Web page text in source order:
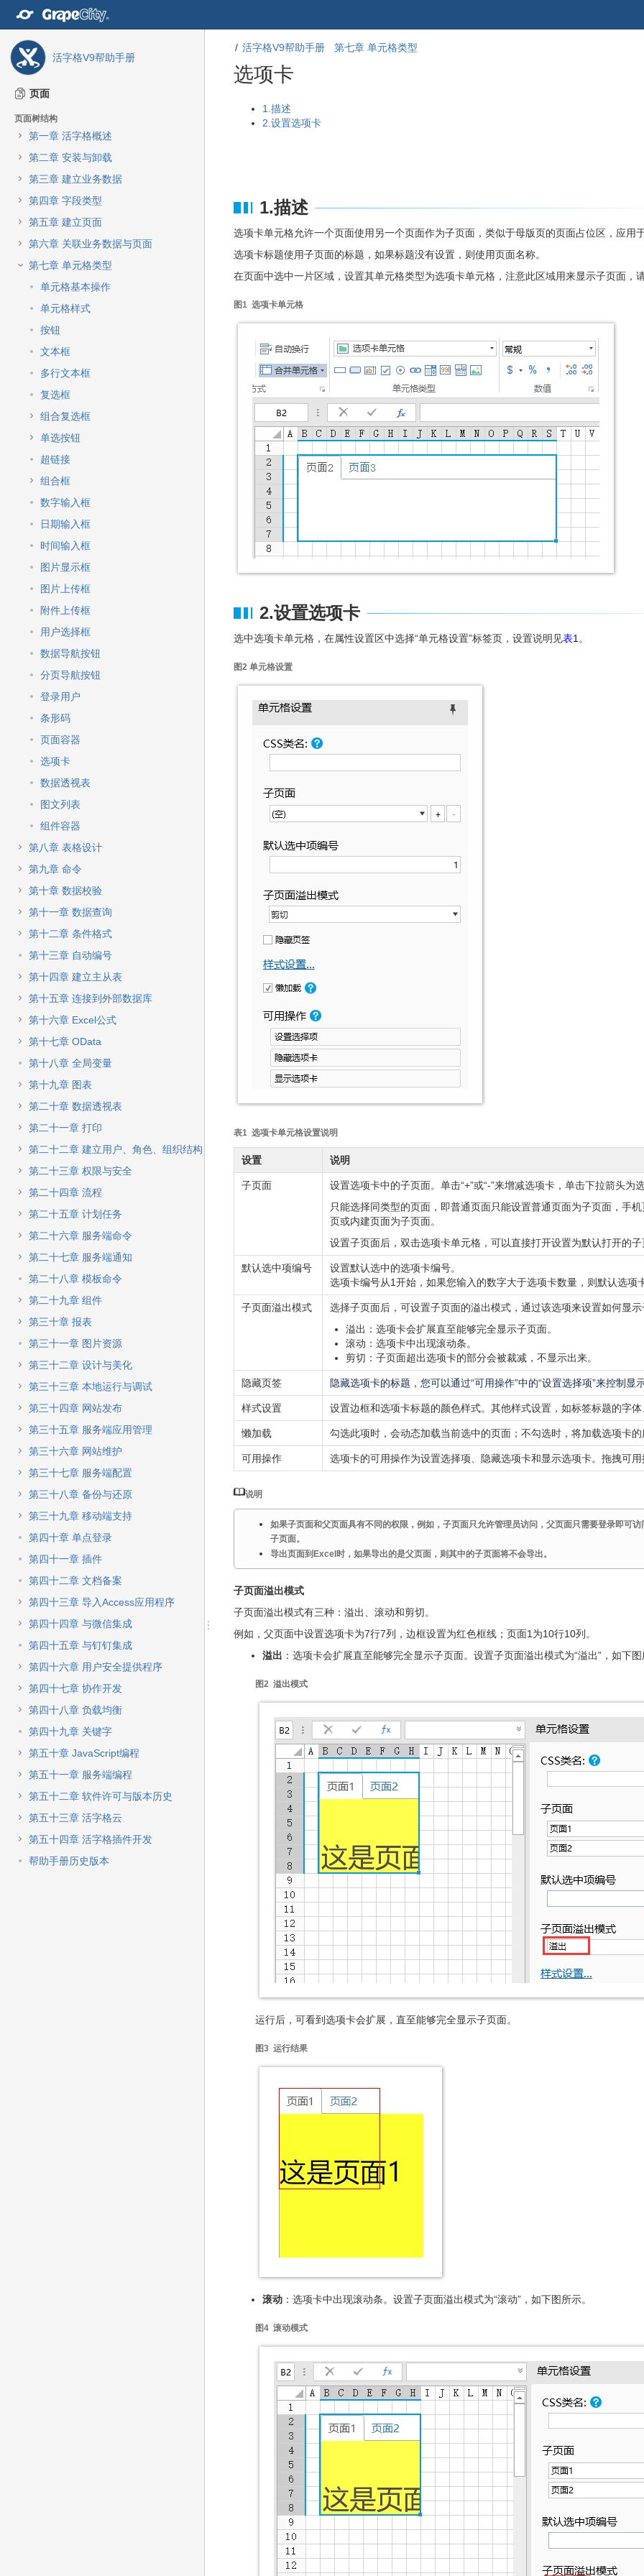
活字格V9帮助手册
页面
页面树结构
第一章 活字格概述
第二章 安装与卸载
第三章 建立业务数据
第四章 字段类型
第五章 建立页面
第六章 关联业务数据与页面
第七章 单元格类型
单元格基本操作
单元格样式
按钮
文本框
多行文本框
复选框
组合复选框
单选按钮
超链接
组合框
数字输入框
日期输入框
时间输入框
图片显示框
图片上传框
附件上传框
用户选择框
数据导航按钮
分页导航按钮
登录用户
条形码
页面容器
选项卡
数据透视表
图文列表
组件容器
第八章 表格设计
第九章 命令
第十章 数据校验
第十一章 数据查询
第十二章 条件格式
第十三章 自动编号
第十四章 建立主从表
第十五章 连接到外部数据库
第十六章 Excel公式
第十七章 OData
第十八章 全局变量
第十九章 图表
第二十章 数据透视表
第二十一章 打印
第二十二章 建立用户、角色、组织结构
第二十三章 权限与安全
第二十四章 流程
第二十五章 计划任务
第二十六章 服务端命令
第二十七章 服务端通知
第二十八章 模板命令
第二十九章 组件
第三十章 报表
第三十一章 图片资源
第三十二章 设计与美化
第三十三章 本地运行与调试
第三十四章 网站发布
第三十五章 服务端应用管理
第三十六章 网站维护
第三十七章 服务端配置
第三十八章 备份与还原
第三十九章 移动端支持
第四十章 单点登录
第四十一章 插件
第四十二章 文档备案
第四十三章 导入Access应用程序
第四十四章 与微信集成
第四十五章 与钉钉集成
第四十六章 用户安全提供程序
第四十七章 协作开发
第四十八章 负载均衡
第四十九章 关键字
第五十章 JavaScript编程
第五十一章 服务端编程
第五十二章 软件许可与版本历史
第五十三章 活字格云
第五十四章 活字格插件开发
帮助手册历史版本
活字格V9帮助手册 第七章 单元格类型
选项卡
1.描述
2.设置选项卡
1.描述
选项卡单元格允许一个页面使用另一个页面作为子页面，类似于母版页的页面占位区，应用
选项卡标题使用子页面的标题，如果标题没有设置，则使用页面名称。
在页面中选中一片区域，设置其单元格类型为选项卡单元格，注意此区域用来显示子页面，
图1 选项卡单元格
2.设置选项卡
选中选项卡单元格，在属性设置区中选择“单元格设置”标签页，设置说明见表1 。
图2 单元格设置
表1 选项卡单元格设置说明
设置 说明
子页面
设置选项卡中的子页面。单击“+”或“-”来增减选项卡，单击下拉箭头为
只能选择同类型的页面，即普通页面只能设置普通页面为子页面，手
页或内建页面为子页面。
设置子页面后，双击选项卡单元格，可以直接打开设置为默认打开的
默认选中项编号
设置默认选中的选项卡编号。
选项卡编号从1开始，如果您输入的数字大于选项卡数量，则默认选项
子页面溢出模式 选择子页面后，可设置子页面的溢出模式，通过该选项来设置如何显
溢出：选项卡会扩展直至能够完全显示子页面。
滚动：选项卡中出现滚动条。
剪切：子页面超出选项卡的部分会被裁减，不显示出来。
隐藏页签 隐藏选项卡的标题，您可以通过“可用操作”中的“设置选择项”来控制显
样式设置 设置边框和选项卡标题的颜色样式。其他样式设置，如标签标题的字
懒加载 勾选此项时，会动态加载当前选中的页面；不勾选时，将加载选项卡
可用操作 选项卡的可用操作为设置选择项、隐藏选项卡和显示选项卡。拖拽可
说明
如果子页面和父页面具有不同的权限，例如，子页面只允许管理员访问，父页面只需要登录即可
子页面。
导出页面到Excel时，如果导出的是父页面，则其中的子页面将不会导出。
子页面溢出模式
子页面溢出模式有三种：溢出、滚动和剪切。
例如，父页面中设置选项卡为7行7列，边框设置为红色框线；页面1为10行10列。
溢出 ： 选项卡会扩展直至能够完全显示子页面。设置子页面溢出模式为“溢出”，如下
图2 溢出模式
运行后，可看到选项卡会扩展，直至能够完全显示子页面。
图3 运行结果
滚动 ：选项卡中出现滚动条。设置子页面溢出模式为“滚动”，如下图所示。
图4 滚动模式